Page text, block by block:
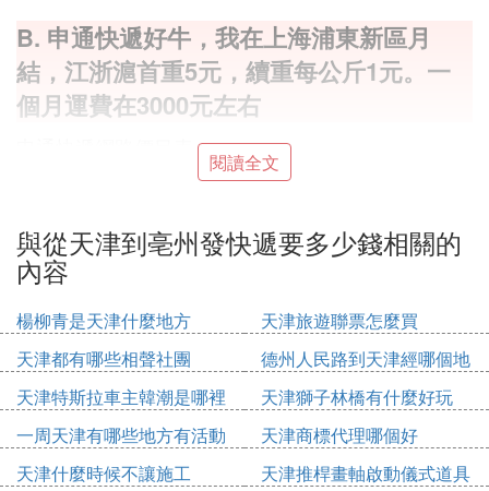
B. 申通快遞好牛，我在上海浦東新區月
結，江浙滬首重5元，續重每公斤1元。一
個月運費在3000元左右
第一（500G）
續（1000G）
湖南省，
長沙市河西望城寧鄉，瀏陽市，衡陽市，衡陽縣西
渡，楊磊，株洲，攸縣，醴陵市，湘潭市，湘鄉，邵
陽，邵東，新邵，益陽，岳陽，岳陽縣，穩步增長，
華容，常德，澧縣津市，桃源郴州市，資興市，吉
首，懷化，婁底，新華張家界，永州，芝山，
15.00
8.00
閱讀全文
與從天津到亳州發快遞要多少錢相關的
內容
楊柳青是天津什麼地方
天津旅遊聯票怎麼買
天津都有哪些相聲社團
德州人民路到天津經哪個地
方
天津特斯拉車主韓潮是哪裡
天津獅子林橋有什麼好玩
一周天津有哪些地方有活動
天津商標代理哪個好
天津什麼時候不讓施工
天津推桿畫軸啟動儀式道具